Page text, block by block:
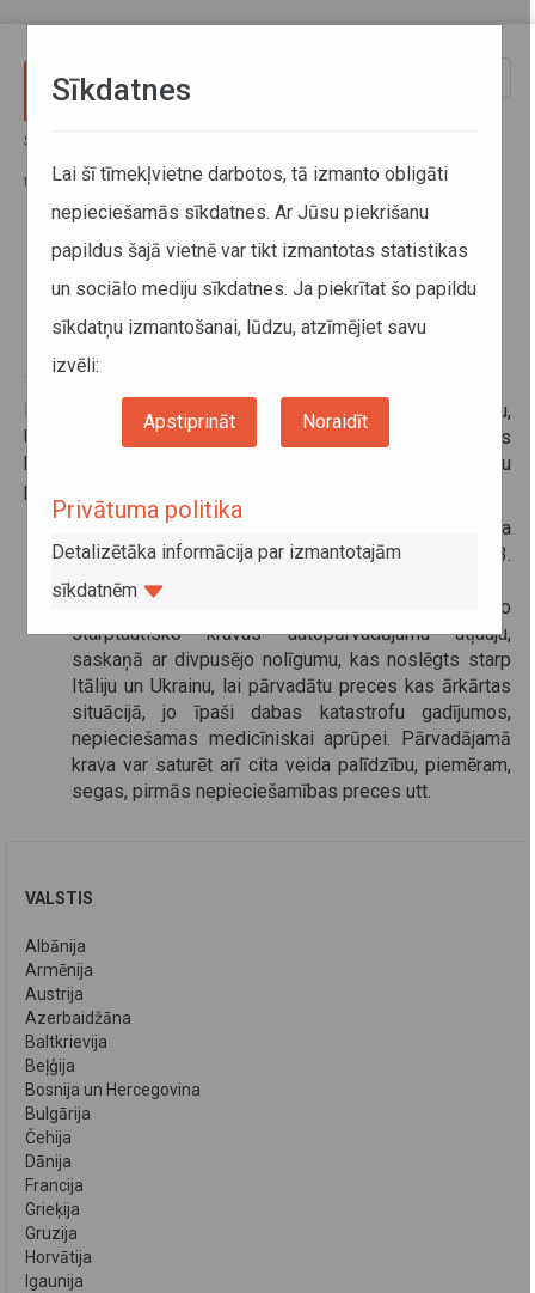
Sākums
teritorijai
Humānās palīdzības kravas
pārvadājumi uz Ukrainu cauri
Itālijas teritorijai
15. marts 2022
Balstoties uz Itālijas atbildīgo iestāžu sniegto informāciju,
Ukrainas atbalstam, noteiktas sekojošas prasības
humanitārajiem konvojiem, kā arī pasažieru un kravu
pārvadājumiem:
Noteiktas atkāpes no darba un atpūtas laika
uzskaites atbilstošiRegulas (EK) Nr. 561/2006
3.
panta (d) apakšpunktam;
noteikts atbrīvojums no prasības uzrādīt vienreizējo
starptautisko kravas autopārvadājumu atļauju,
saskaņā ar divpusējo nolīgumu, kas noslēgts starp
Itāliju un Ukrainu, lai pārvadātu preces kas ārkārtas
situācijā, jo īpaši dabas katastrofu gadījumos,
nepieciešamas medicīniskai aprūpei. Pārvadājamā
krava var saturēt arī cita veida palīdzību, piemēram,
segas, pirmās nepieciešamības preces utt.
VALSTIS
Albānija
Armēnija
Austrija
Azerbaidžāna
Baltkrievija
Beļģija
Bosnija un Hercegovina
Bulgārija
Čehija
Dānija
Francija
Grieķija
Gruzija
Horvātija
Igaunija
Sīkdatnes
Lai šī tīmekļvietne darbotos, tā izmanto obligāti
nepieciešamās sīkdatnes. Ar Jūsu piekrišanu
papildus šajā vietnē var tikt izmantotas statistikas
un sociālo mediju sīkdatnes. Ja piekrītat šo papildu
sīkdatņu izmantošanai, lūdzu, atzīmējiet savu
izvēli:
Apstiprināt Noraidīt
Privātuma politika
Detalizētāka informācija par izmantotajām
sīkdatnēm